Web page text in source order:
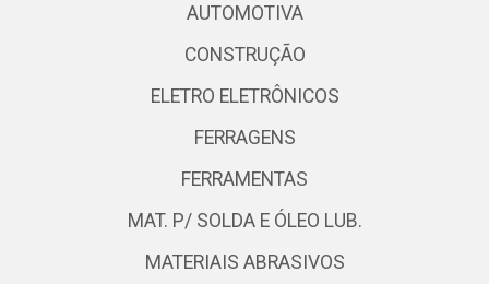
AUTOMOTIVA
CONSTRUÇÃO
ELETRO ELETRÔNICOS
FERRAGENS
FERRAMENTAS
MAT. P/ SOLDA E ÓLEO LUB.
MATERIAIS ABRASIVOS